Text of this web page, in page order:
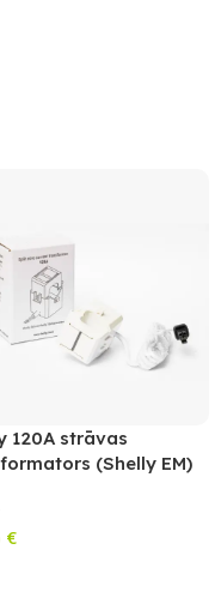
120A strāvas
(Shelly EM)
€